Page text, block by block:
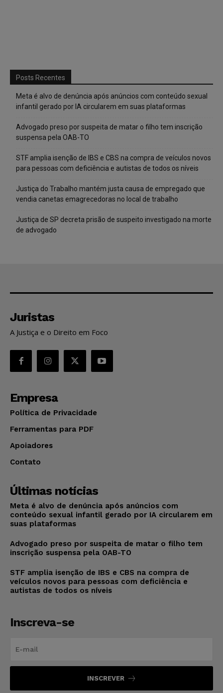
Posts Recentes
Meta é alvo de denúncia após anúncios com conteúdo sexual
infantil gerado por IA circularem em suas plataformas
Advogado preso por suspeita de matar o filho tem inscrição
suspensa pela OAB-TO
STF amplia isenção de IBS e CBS na compra de veículos novos
para pessoas com deficiência e autistas de todos os níveis
Justiça do Trabalho mantém justa causa de empregado que
vendia canetas emagrecedoras no local de trabalho
Justiça de SP decreta prisão de suspeito investigado na morte
de advogado
Juristas
A Justiça e o Direito em Foco
Empresa
Política de Privacidade
Ferramentas para PDF
Apoiadores
Contato
Últimas notícias
Meta é alvo de denúncia após anúncios com
conteúdo sexual infantil gerado por IA circularem em
suas plataformas
Advogado preso por suspeita de matar o filho tem
inscrição suspensa pela OAB-TO
STF amplia isenção de IBS e CBS na compra de
veículos novos para pessoas com deficiência e
autistas de todos os níveis
Inscreva-se
INSCREVER